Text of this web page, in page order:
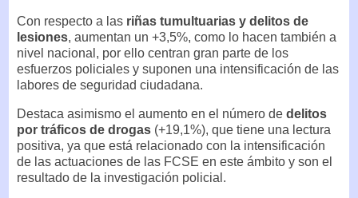
Con respecto a las riñas tumultuarias y delitos de
lesiones, aumentan un +3,5%, como lo hacen también a
nivel nacional, por ello centran gran parte de los
esfuerzos policiales y suponen una intensificación de las
labores de seguridad ciudadana.
Destaca asimismo el aumento en el número de delitos
por tráficos de drogas (+19,1%), que tiene una lectura
positiva, ya que está relacionado con la intensificación
de las actuaciones de las FCSE en este ámbito y son el
resultado de la investigación policial.